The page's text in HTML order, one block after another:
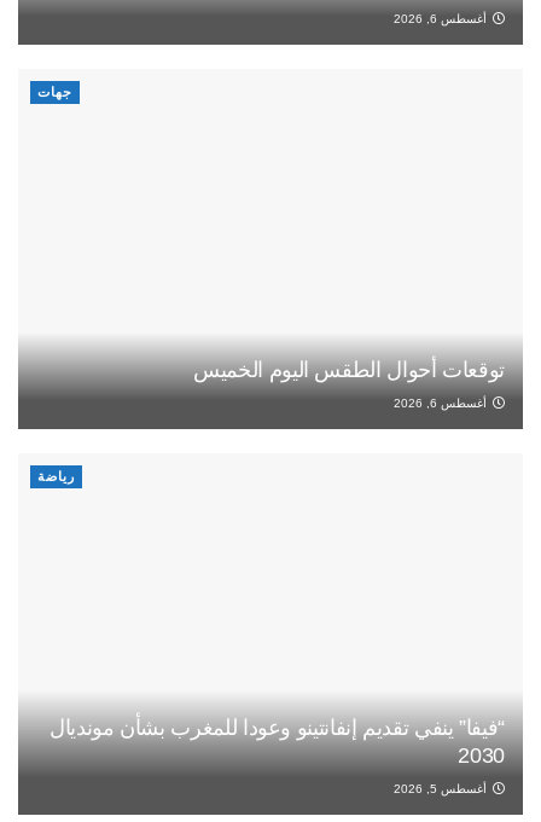
أغسطس 6, 2026
جهات
توقعات أحوال الطقس اليوم الخميس
أغسطس 6, 2026
رياضة
“فيفا” ينفي تقديم إنفانتينو وعودا للمغرب بشأن مونديال
2030
أغسطس 5, 2026